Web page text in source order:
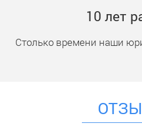
10 лет
Столько времени наши